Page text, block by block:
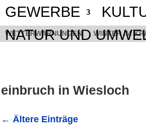
GEWERBE
NATUR UND
WETTERWARNUNGEN WINTER IM
einbruch in Wiesloch
← Ältere Einträge